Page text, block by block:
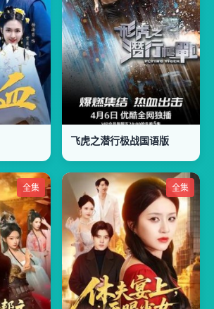
飞虎之潜行极战国语版
全集 全集